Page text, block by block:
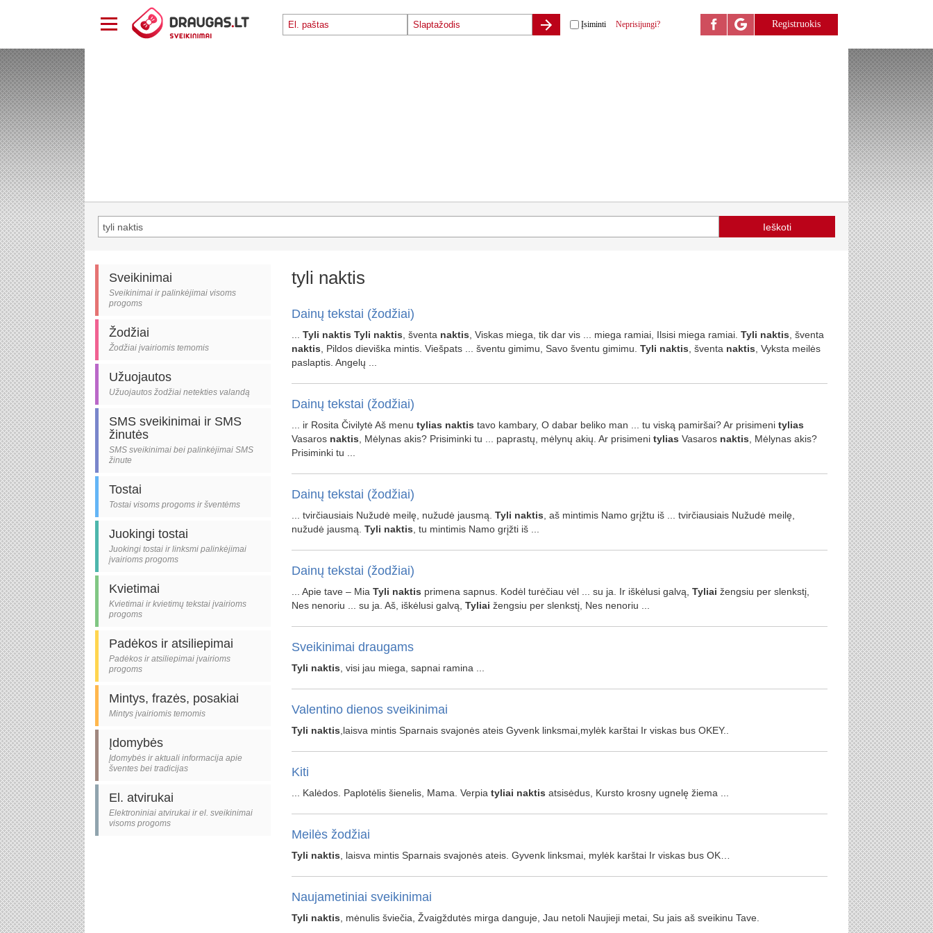
Įsiminti Neprisijungi? Registruokis
Sveikinimai
Sveikinimai ir palinkėjimai visoms
progoms
Žodžiai
Žodžiai įvairiomis temomis
Užuojautos
Užuojautos žodžiai netekties valandą
SMS sveikinimai ir SMS
žinutės
SMS sveikinimai bei palinkėjimai SMS
žinute
Tostai
Tostai visoms progoms ir šventėms
Juokingi tostai
Juokingi tostai ir linksmi palinkėjimai
įvairioms progoms
Kvietimai
Kvietimai ir kvietimų tekstai įvairioms
progoms
Padėkos ir atsiliepimai
Padėkos ir atsiliepimai įvairioms
progoms
Mintys, frazės, posakiai
Mintys įvairiomis temomis
Įdomybės
Įdomybės ir aktuali informacija apie
šventes bei tradicijas
El. atvirukai
Elektroniniai atvirukai ir el. sveikinimai
visoms progoms
tyli naktis
Dainų tekstai (žodžiai)
Tyli naktis Tyli naktis , šventa naktis , Viskas miega, tik dar vis ... miega ramiai, Ilsisi miega ramiai. Tyli naktis , šventa
naktis , Pildos dieviška mintis. Viešpats ... šventu gimimu, Savo šventu gimimu. Tyli naktis , šventa naktis , Vyksta meilės
paslaptis. Angelų ...
Dainų tekstai (žodžiai)
... ir Rosita Čivilytė Aš menu tylias naktis tavo kambary, O dabar beliko man ... tu viską pamiršai? Ar prisimeni tylias
Vasaros naktis , Mėlynas akis? Prisiminki tu ... paprastų, mėlynų akių. Ar prisimeni tylias Vasaros naktis , Mėlynas akis?
Prisiminki tu ...
Dainų tekstai (žodžiai)
... tvirčiausiais Nužudė meilę, nužudė jausmą. Tyli naktis , aš mintimis Namo grįžtu iš ... tvirčiausiais Nužudė meilę,
nužudė jausmą. Tyli naktis , tu mintimis Namo grįžti iš ...
Dainų tekstai (žodžiai)
... Apie tave – Mia Tyli naktis primena sapnus. Kodėl turėčiau vėl ... su ja. Ir iškėlusi galvą, Tyliai žengsiu per slenkstį,
Nes nenoriu ... su ja. Aš, iškėlusi galvą, Tyliai žengsiu per slenkstį, Nes nenoriu ...
Sveikinimai draugams
Tyli naktis , visi jau miega, sapnai ramina ...
Valentino dienos sveikinimai
Tyli naktis ,laisva mintis Sparnais svajonės ateis Gyvenk linksmai,mylėk karštai Ir viskas bus OKEY..
Kiti
... Kalėdos. Paplotėlis šienelis, Mama. Verpia tyliai naktis atsisėdus, Kursto krosny ugnelę žiema ...
Meilės žodžiai
Tyli naktis , laisva mintis Sparnais svajonės ateis. Gyvenk linksmai, mylėk karštai Ir viskas bus OK…
Naujametiniai sveikinimai
Tyli naktis , mėnulis šviečia, Žvaigždutės mirga danguje, Jau netoli Naujieji metai, Su jais aš sveikinu Tave.